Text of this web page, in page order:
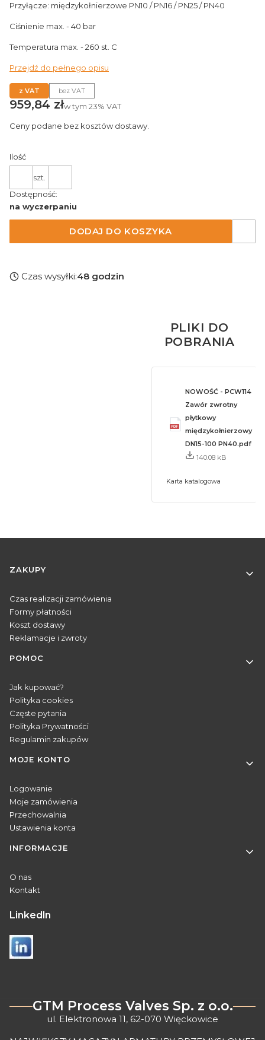
Przyłącze: międzykołnierzowe PN10 / PN16 / PN25 / PN40
Ciśnienie max. - 40 bar
Temperatura max. - 260 st. C
Przejdź do pełnego opisu
z VAT bez VAT
Cena
959,84 złw tym 23% VAT
Ceny podane bez kosztów dostawy.
Ilość
szt.
Dostępność:
na wyczerpaniu
DODAJ DO KOSZYKA
Czas wysyłki:48 godzin
PLIKI DO
POBRANIA
NOWOŚĆ - PCW114
Zawór zwrotny
płytkowy
międzykołnierzowy
DN15-100 PN40.pdf
140.08 kB
Karta katalogowa
Linki w stopce
ZAKUPY
Czas realizacji zamówienia
Formy płatności
Koszt dostawy
Reklamacje i zwroty
POMOC
Jak kupować?
Polityka cookies
Częste pytania
Polityka Prywatności
Regulamin zakupów
MOJE KONTO
Logowanie
Moje zamówienia
Przechowalnia
Ustawienia konta
INFORMACJE
O nas
Kontakt
Linkedln
GTM Process Valves Sp. z o.o.
ul. Elektronowa 11, 62-070 Więckowice